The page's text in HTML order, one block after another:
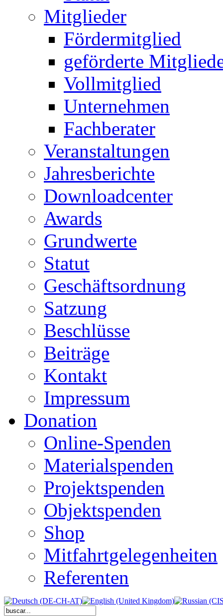
Mitglieder
Fördermitglied
geförderte
Vollmitglied
Unternehmen
Fachberater
Veranstaltungen
Jahresberichte
Downloadcenter
Awards
Grundwerte
Statut
Geschäftsordnung
Satzung
Beschlüsse
Beiträge
Kontakt
Impressum
Donation
Online-Spenden
Materialspenden
Projektspenden
Objektspenden
Shop
Mitfahrtgelegenheiten
Referenten